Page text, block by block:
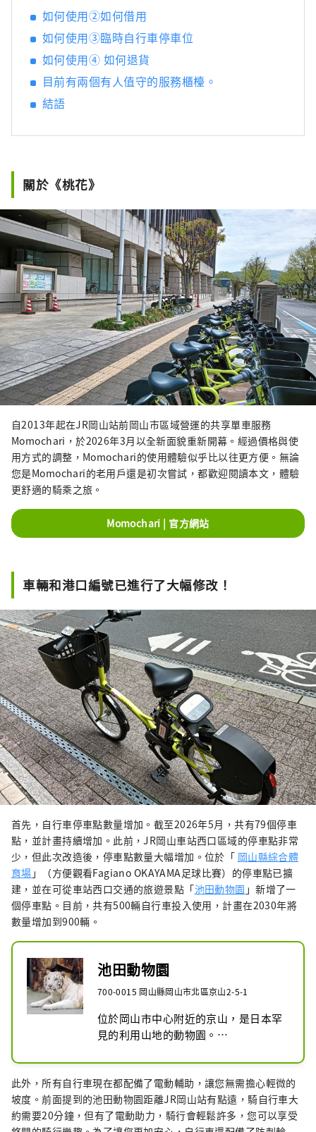
如何使用②如何借用
如何使用③臨時自行車停車位
如何使用④ 如何退貨
目前有兩個有人值守的服務櫃檯。
結語
關於《桃花》
自2013年起在JR岡山站前岡山市區域營運的共享單車服務
Momochari，於2026年3月以全新面貌重新開幕。經過價格與使
用方式的調整，Momochari的使用體驗似乎比以往更方便。無論
您是Momochari的老用戶還是初次嘗試，都歡迎閱讀本文，體驗
更舒適的騎乘之旅。
Momochari | 官方網站
車輛和港口編號已進行了大幅修改！
首先，自行車停車點數量增加。截至2026年5月，共有79個停車
點，並計畫持續增加。此前，JR岡山車站西口區域的停車點非常
少，但此次改造後，停車點數量大幅增加。位於「 岡山縣綜合體
育場 」（方便觀看Fagiano OKAYAMA足球比賽）的停車點已擴
建，並在可從車站西口交通的旅遊景點「池田動物園 」新增了一
個停車點。目前，共有500輛自行車投入使用，計畫在2030年將
數量增加到900輛。
池田動物園
700-0015 岡山縣岡山市北區京山2-5-1
位於岡山市中心附近的京山，是日本罕
見的利用山地的動物園。
獅子、小熊貓、紅鶴和企鵝。
與動物互動和餵食很受歡迎，還有許多
季節性活動，如賞櫻花、夜間動物園和
暑期學校。
此外，所有自行車現在都配備了電動輔助，讓您無需擔心輕微的
坡度。前面提到的池田動物園距離JR岡山站有點遠，騎自行車大
約需要20分鐘，但有了電動助力，騎行會輕鬆許多，您可以享受